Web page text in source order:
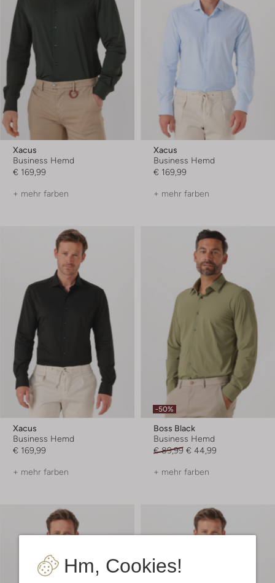
Hm, Cookies!
Xacus
Business Hemd
€ 169,99
+ mehr farben
Xacus
Business Hemd
€ 169,99
+ mehr farben
Xacus
Business Hemd
€ 169,99
+ mehr farben
-50%
Boss Black
Business Hemd
€ 89,99 € 44,99
+ mehr farben